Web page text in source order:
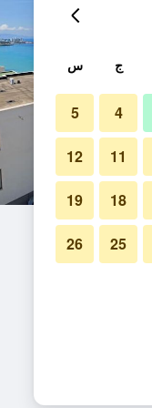
ج س
4
5
11
12
18
19
25
26